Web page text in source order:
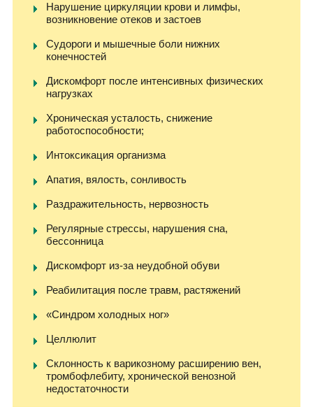
Нарушение циркуляции крови и лимфы,
возникновение отеков и застоев
Судороги и мышечные боли нижних
конечностей
Дискомфорт после интенсивных физических
нагрузках
Хроническая усталость, снижение
работоспособности;
Интоксикация организма
Апатия, вялость, сонливость
Раздражительность, нервозность
Регулярные стрессы, нарушения сна,
бессонница
Дискомфорт из-за неудобной обуви
Реабилитация после травм, растяжений
«Синдром холодных ног»
Целлюлит
Склонность к варикозному расширению вен,
тромбофлебиту, хронической венозной
недостаточности